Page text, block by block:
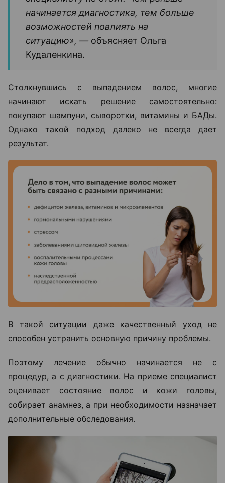
начинается диагностика, тем больше
возможностей повлиять на
ситуацию», — объясняет Ольга
Кудаленкина.
Столкнувшись с выпадением волос, многие
начинают искать решение самостоятельно:
покупают шампуни, сыворотки, витамины и БАДы.
Однако такой подход далеко не всегда дает
результат.
В такой ситуации даже качественный уход не
способен устранить основную причину проблемы.
Поэтому лечение обычно начинается не с
процедур, а с диагностики. На приеме специалист
оценивает состояние волос и кожи головы,
собирает анамнез, а при необходимости назначает
дополнительные обследования.